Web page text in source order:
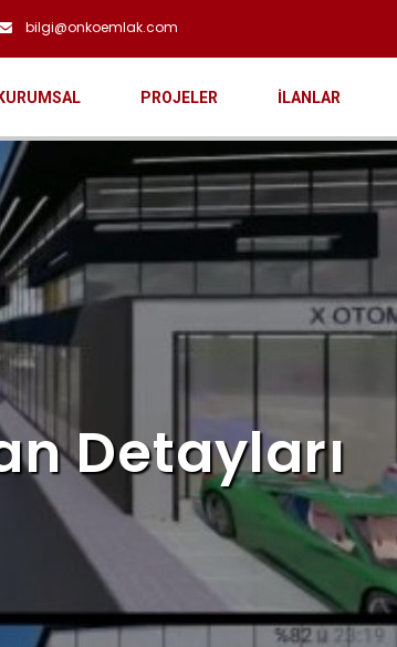
bilgi@onkoemlak.com
KURUMSAL PROJELER İLANLAR
Detayları